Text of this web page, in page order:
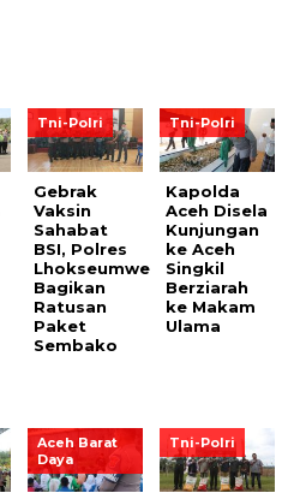
Tni-Polri
Gebrak
Vaksin
Sahabat
BSI, Polres
Lhokseumwe
Bagikan
Ratusan
Paket
Sembako
Tni-Polri
Kapolda
Aceh Disela
Kunjungan
ke Aceh
Singkil
Berziarah
ke Makam
Ulama
Aceh Barat
Daya
Tni-Polri